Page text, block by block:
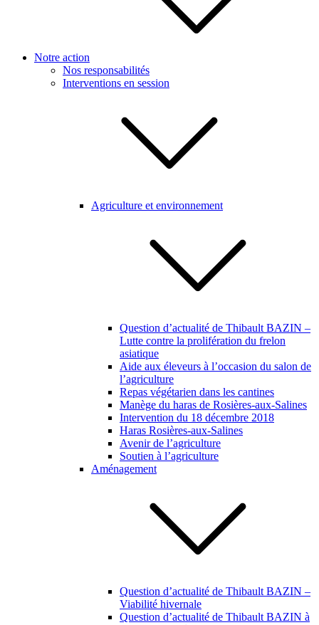
Notre action
Nos responsabilités
Interventions en session
Agriculture et environnement
Question d’actualité de Thibault BAZIN –
Lutte contre la prolifération du frelon
asiatique
Aide aux éleveurs à l’occasion du salon de
l’agriculture
Repas végétarien dans les cantines
Manège du haras de Rosières-aux-Salines
Intervention du 18 décembre 2018
Haras Rosières-aux-Salines
Avenir de l’agriculture
Soutien à l’agriculture
Aménagement
Question d’actualité de Thibault BAZIN –
Viabilité hivernale
Question d’actualité de Thibault BAZIN à